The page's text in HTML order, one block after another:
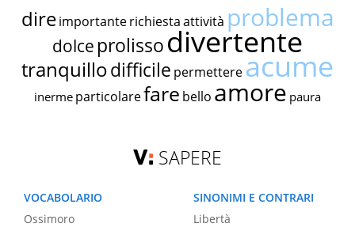
dire importante richiestaattività problema
dolce prolissodivertente
tranquillodifficile permettereacume
inerme particolarefare bello amore paura
SAPERE
VOCABOLARIO
Ossimoro
SINONIMI E CONTRARI
Libertà